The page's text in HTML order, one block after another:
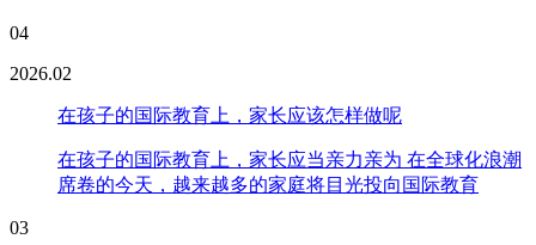
04
2026.02
在孩子的国际教育上，家长应该怎样做呢
在孩子的国际教育上，家长应当亲力亲为 在全球化浪潮
席卷的今天，越来越多的家庭将目光投向国际教育
03